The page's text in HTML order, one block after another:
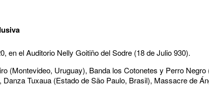
en el Auditorio Nelly Goitiño del Sodre (18 de Julio 930).
(Montevideo, Uruguay), Banda los Cotonetes y Perro
Tuxaua (Estado de São Paulo, Brasil), Massacre de